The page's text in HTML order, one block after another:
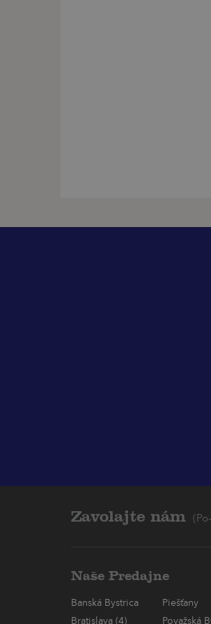
Zavolajte nám
Naše Predajne
Banská Bystrica
Piešťany
Bratislava (4)
Považská